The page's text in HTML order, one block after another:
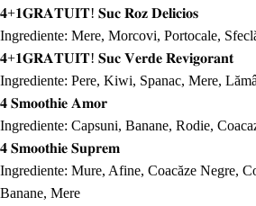
𝟒+𝟏𝐆𝐑𝐀𝐓𝐔𝐈𝐓! 𝐒𝐮𝐜 𝐑𝐨𝐳 𝐃𝐞𝐥𝐢𝐜𝐢𝐨𝐬
Ingrediente: Mere, Morcovi, Portocale,
𝟒+𝟏𝐆𝐑𝐀𝐓𝐔𝐈𝐓! 𝐒𝐮𝐜 𝐕𝐞𝐫𝐝𝐞 𝐑𝐞𝐯𝐢𝐠𝐨𝐫𝐚𝐧𝐭
Ingrediente: Pere, Kiwi, Spanac, Mere,
𝟒 𝐒𝐦𝐨𝐨𝐭𝐡𝐢𝐞 𝐀𝐦𝐨𝐫
Ingrediente: Capsuni, Banane, Rodie,
𝟒 𝐒𝐦𝐨𝐨𝐭𝐡𝐢𝐞 𝐒𝐮𝐩𝐫𝐞𝐦
Ingrediente: Mure, Afine, Coacăze Negre,
Banane, Mere